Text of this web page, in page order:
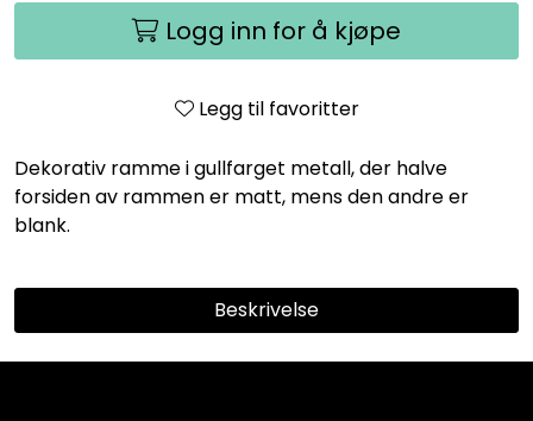
Logg inn for å kjøpe
Legg til favoritter
Dekorativ ramme i gullfarget metall, der halve
forsiden av rammen er matt, mens den andre er
blank.
Beskrivelse